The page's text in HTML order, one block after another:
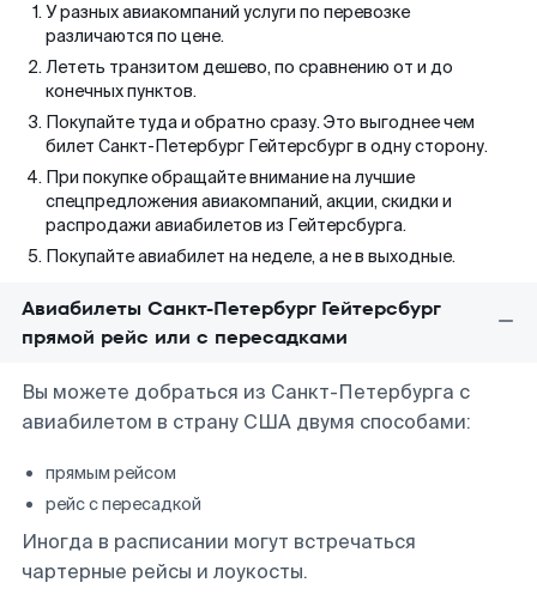
У разных авиакомпаний услуги по перевозке
различаются по цене.
Лететь транзитом дешево, по сравнению от и до
конечных пунктов.
Покупайте туда и обратно сразу. Это выгоднее чем
билет Санкт-Петербург Гейтерсбург в одну сторону.
При покупке обращайте внимание на лучшие
спецпредложения авиакомпаний, акции, скидки и
распродажи авиабилетов из Гейтерсбурга.
Покупайте авиабилет на неделе, а не в выходные.
Авиабилеты Санкт-Петербург Гейтерсбург
прямой рейс или с пересадками
Вы можете добраться из Санкт-Петербурга с
авиабилетом в страну США двумя способами:
прямым рейсом
рейс с пересадкой
Иногда в расписании могут встречаться
чартерные рейсы и лоукосты.